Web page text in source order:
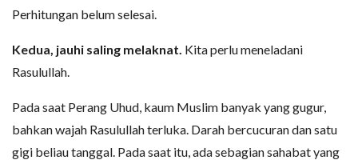
Perhitungan belum selesai.
Kedua, jauhi saling melaknat. Kita perlu meneladani
Rasulullah.
Pada saat Perang Uhud, kaum Muslim banyak yang gugur,
bahkan wajah Rasulullah terluka. Darah bercucuran dan satu
gigi beliau tanggal. Pada saat itu, ada sebagian sahabat yang